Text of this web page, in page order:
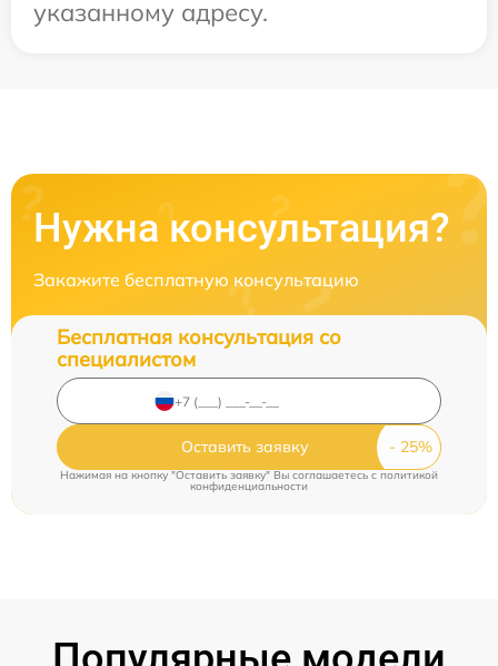
указанному адресу.
Нужна консультация?
Закажите бесплатную консультацию
Бесплатная консультация со
специалистом
Оставить заявку
Нажимая на кнопку "Оставить заявку" Вы соглашаетесь c политикой
конфиденциальности